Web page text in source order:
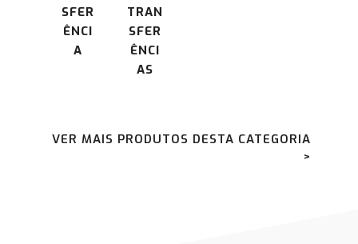
SFER
ÊNCI
A
TRAN
SFER
ÊNCI
AS
VER MAIS PRODUTOS DESTA CATEGORIA
>